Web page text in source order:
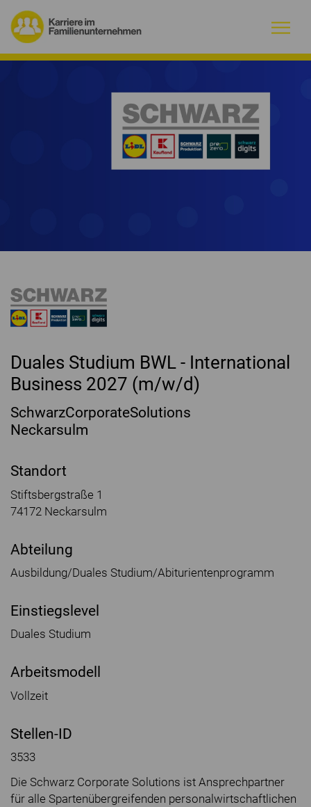
Duales Studium BWL - International
Business 2027 (m/w/d)
SchwarzCorporateSolutions
Neckarsulm
Standort
Stiftsbergstraße 1
74172 Neckarsulm
Abteilung
Ausbildung/Duales Studium/Abiturientenprogramm
Einstiegslevel
Duales Studium
Arbeitsmodell
Vollzeit
Stellen-ID
3533
Die Schwarz Corporate Solutions ist Ansprechpartner
für alle Spartenübergreifenden personalwirtschaftlichen